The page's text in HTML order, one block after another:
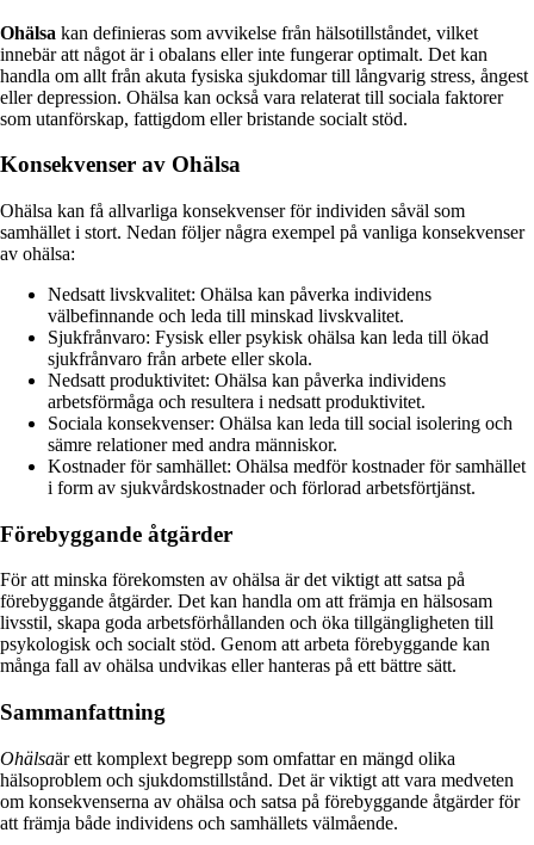
Ohälsa kan definieras som avvikelse från hälsotillståndet, vilket
innebär att något är i obalans eller inte fungerar optimalt. Det kan
handla om allt från akuta fysiska sjukdomar till långvarig stress, ångest
eller depression. Ohälsa kan också vara relaterat till sociala faktorer
som utanförskap, fattigdom eller bristande socialt stöd.
Konsekvenser av Ohälsa
Ohälsa kan få allvarliga konsekvenser för individen såväl som
samhället i stort. Nedan följer några exempel på vanliga konsekvenser
av ohälsa:
Nedsatt livskvalitet: Ohälsa kan påverka individens
välbefinnande och leda till minskad livskvalitet.
Sjukfrånvaro: Fysisk eller psykisk ohälsa kan leda till ökad
sjukfrånvaro från arbete eller skola.
Nedsatt produktivitet: Ohälsa kan påverka individens
arbetsförmåga och resultera i nedsatt produktivitet.
Sociala konsekvenser: Ohälsa kan leda till social isolering och
sämre relationer med andra människor.
Kostnader för samhället: Ohälsa medför kostnader för samhället
i form av sjukvårdskostnader och förlorad arbetsförtjänst.
Förebyggande åtgärder
För att minska förekomsten av ohälsa är det viktigt att satsa på
förebyggande åtgärder. Det kan handla om att främja en hälsosam
livsstil, skapa goda arbetsförhållanden och öka tillgängligheten till
psykologisk och socialt stöd. Genom att arbeta förebyggande kan
många fall av ohälsa undvikas eller hanteras på ett bättre sätt.
Sammanfattning
Ohälsaär ett komplext begrepp som omfattar en mängd olika
hälsoproblem och sjukdomstillstånd. Det är viktigt att vara medveten
om konsekvenserna av ohälsa och satsa på förebyggande åtgärder för
att främja både individens och samhällets välmående.